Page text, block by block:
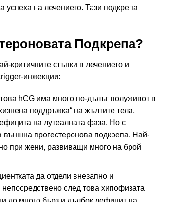
успеха на лечението. Тази подкрепа
Подкрепа?
критичните стъпки в лечението и
инжекции:
hCG има много по-дълъг полуживот в
поддръжка“ на жълтите тела,
на лутеалната фаза. Но с
външна прогестеронова подкрепа. Най-
при жени, развиващи много на брой
да отдели внезапно и
непосредствено след това хипофизата
до много бърз и дълбок дефицит на